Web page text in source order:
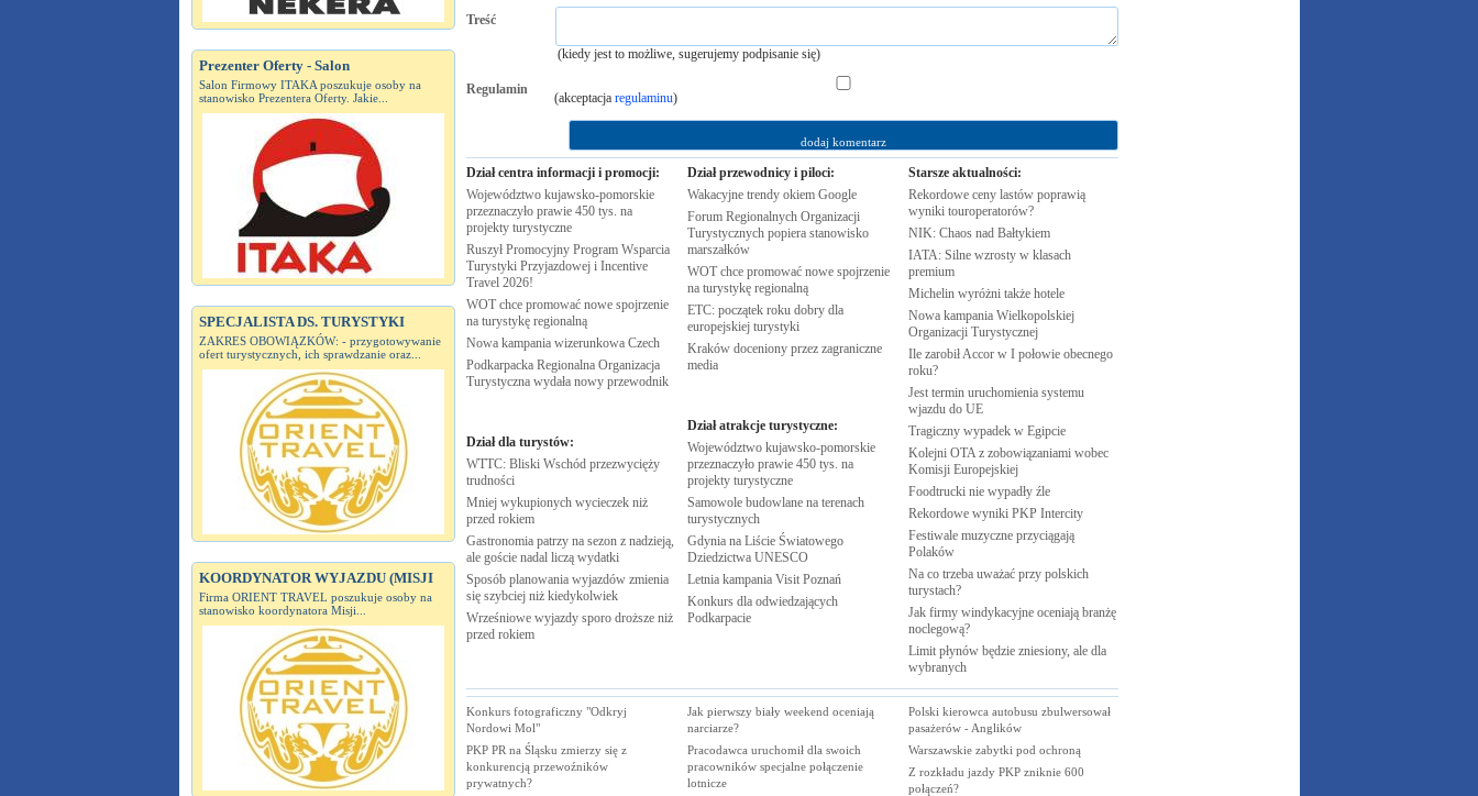
Prezenter Oferty - Salon
Salon Firmowy ITAKA poszukuje osoby na
stanowisko Prezentera Oferty. Jakie...
SPECJALISTA DS. TURYSTYKI
ZAKRES OBOWIĄZKÓW: - przygotowywanie
ofert turystycznych, ich sprawdzanie oraz...
KOORDYNATOR WYJAZDU (MISJI
Firma ORIENT TRAVEL poszukuje osoby na
stanowisko koordynatora Misji...
Treść
(kiedy jest to możliwe, sugerujemy podpisanie się)
Regulamin
(akceptacja regulaminu)
Dział centra informacji i promocji:
Województwo kujawsko-pomorskie
przeznaczyło prawie 450 tys. na
projekty turystyczne
Ruszył Promocyjny Program Wsparcia
Turystyki Przyjazdowej i Incentive
Travel 2026!
WOT chce promować nowe spojrzenie
na turystykę regionalną
Nowa kampania wizerunkowa Czech
Podkarpacka Regionalna Organizacja
Turystyczna wydała nowy przewodnik
Dział dla turystów:
WTTC: Bliski Wschód przezwycięży
trudności
Mniej wykupionych wycieczek niż
przed rokiem
Gastronomia patrzy na sezon z nadzieją,
ale goście nadal liczą wydatki
Sposób planowania wyjazdów zmienia
się szybciej niż kiedykolwiek
Wrześniowe wyjazdy sporo droższe niż
przed rokiem
Dział przewodnicy i piloci:
Wakacyjne trendy okiem Google
Forum Regionalnych Organizacji
Turystycznych popiera stanowisko
marszałków
WOT chce promować nowe spojrzenie
na turystykę regionalną
ETC: początek roku dobry dla
europejskiej turystyki
Kraków doceniony przez zagraniczne
media
Dział atrakcje turystyczne:
Województwo kujawsko-pomorskie
przeznaczyło prawie 450 tys. na
projekty turystyczne
Samowole budowlane na terenach
turystycznych
Gdynia na Liście Światowego
Dziedzictwa UNESCO
Letnia kampania Visit Poznań
Konkurs dla odwiedzających
Podkarpacie
Starsze aktualności:
Rekordowe ceny lastów poprawią
wyniki touroperatorów?
NIK: Chaos nad Bałtykiem
IATA: Silne wzrosty w klasach
premium
Michelin wyróżni także hotele
Nowa kampania Wielkopolskiej
Organizacji Turystycznej
Ile zarobił Accor w I połowie obecnego
roku?
Jest termin uruchomienia systemu
wjazdu do UE
Tragiczny wypadek w Egipcie
Kolejni OTA z zobowiązaniami wobec
Komisji Europejskiej
Foodtrucki nie wypadły źle
Rekordowe wyniki PKP Intercity
Festiwale muzyczne przyciągają
Polaków
Na co trzeba uważać przy polskich
turystach?
Jak firmy windykacyjne oceniają branżę
noclegową?
Limit płynów będzie zniesiony, ale dla
wybranych
Konkurs fotograficzny "Odkryj
Nordowi Mol"
PKP PR na Śląsku zmierzy się z
konkurencją przewoźników
prywatnych?
Jak pierwszy biały weekend oceniają
narciarze?
Pracodawca uruchomił dla swoich
pracowników specjalne połączenie
lotnicze
Polski kierowca autobusu zbulwersował
pasażerów - Anglików
Warszawskie zabytki pod ochroną
Z rozkładu jazdy PKP zniknie 600
połączeń?